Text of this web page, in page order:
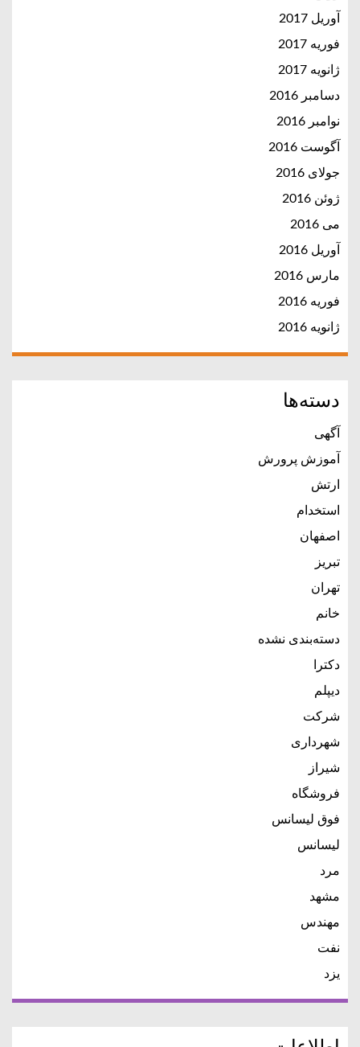
آوریل 2017
فوریه 2017
ژانویه 2017
دسامبر 2016
نوامبر 2016
آگوست 2016
جولای 2016
ژوئن 2016
می 2016
آوریل 2016
مارس 2016
فوریه 2016
ژانویه 2016
دسته‌ها
آگهی
آموزش پرورش
ارتش
استخدام
اصفهان
تبریز
تهران
خانم
دسته‌بندی نشده
دکترا
دیپلم
شرکت
شهرداری
شیراز
فروشگاه
فوق لیسانس
لیسانس
مرد
مشهد
مهندس
نفت
یزد